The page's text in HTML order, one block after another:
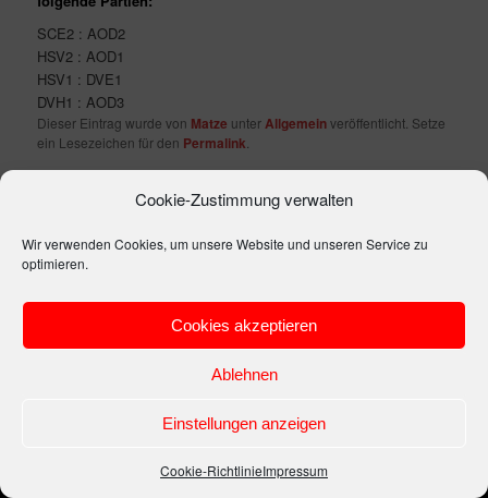
Cookie-Zustimmung verwalten
Wir verwenden Cookies, um unsere Website und unseren Service zu
optimieren.
Cookies akzeptieren
Ablehnen
Einstellungen anzeigen
Cookie-RichtlinieImpressum
SCE2 : AOD2
HSV2 : AOD1
HSV1 : DVE1
DVH1 : AOD3
Dieser Eintrag wurde von Matze unterAllgemeinveröffentlicht. Setze
ein Lesezeichen für den Permalink